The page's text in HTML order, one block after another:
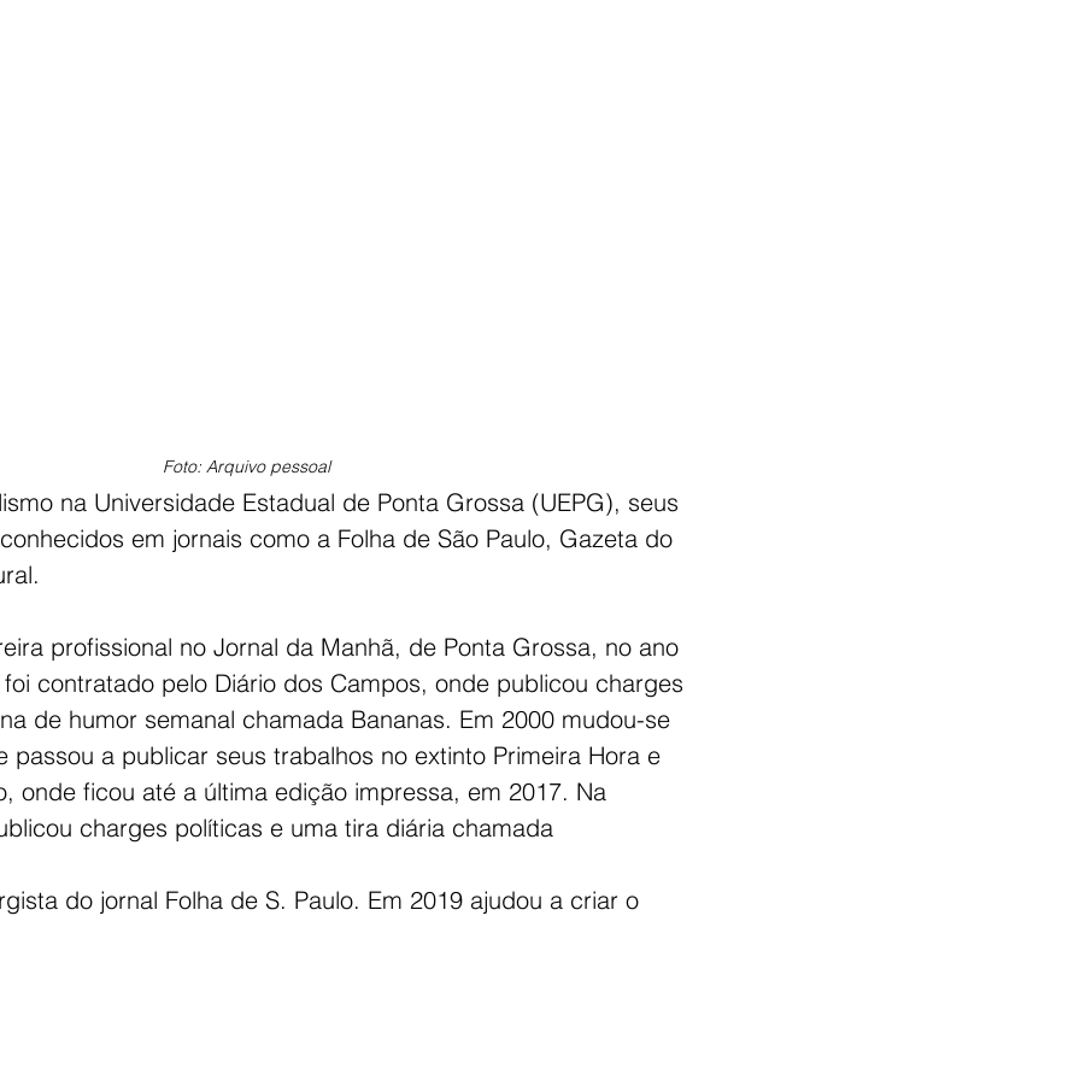
Foto: Arquivo pessoal
na Universidade Estadual de Ponta Grossa (UEPG), seus
em jornais como a Folha de São Paulo, Gazeta do
profissional no Jornal da Manhã, de Ponta Grossa, no ano
contratado pelo Diário dos Campos, onde publicou charges
de humor semanal chamada Bananas. Em 2000 mudou-se
passou a publicar seus trabalhos no extinto Primeira Hora e
onde ficou até a última edição impressa, em 2017. Na
charges políticas e uma tira diária chamada
do jornal Folha de S. Paulo. Em 2019 ajudou a criar o